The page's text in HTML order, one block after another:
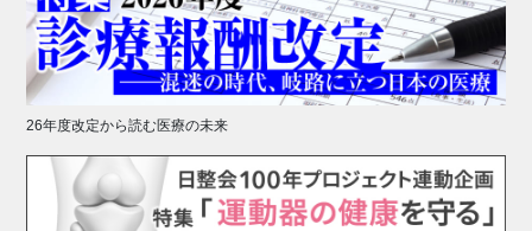
26年度改定から読む医療の未来